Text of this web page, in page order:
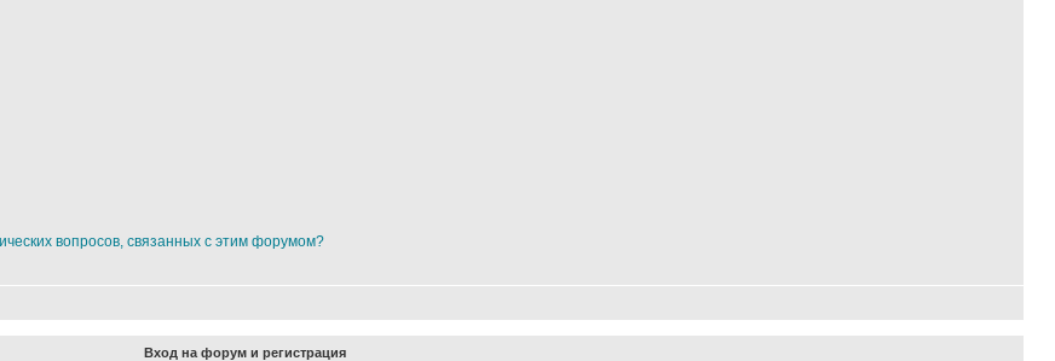
вопросов, связанных с этим форумом?
Вход на форум и регистрация